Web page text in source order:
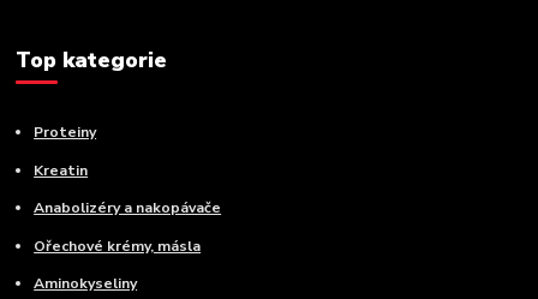
Top kategorie
Proteiny
Kreatin
Anabolizéry a nakopávače
Ořechové krémy, másla
Aminokyseliny